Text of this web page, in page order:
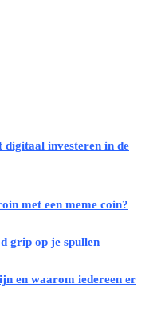
investeren in de
met een meme coin?
grip op je spullen
en waarom iedereen er